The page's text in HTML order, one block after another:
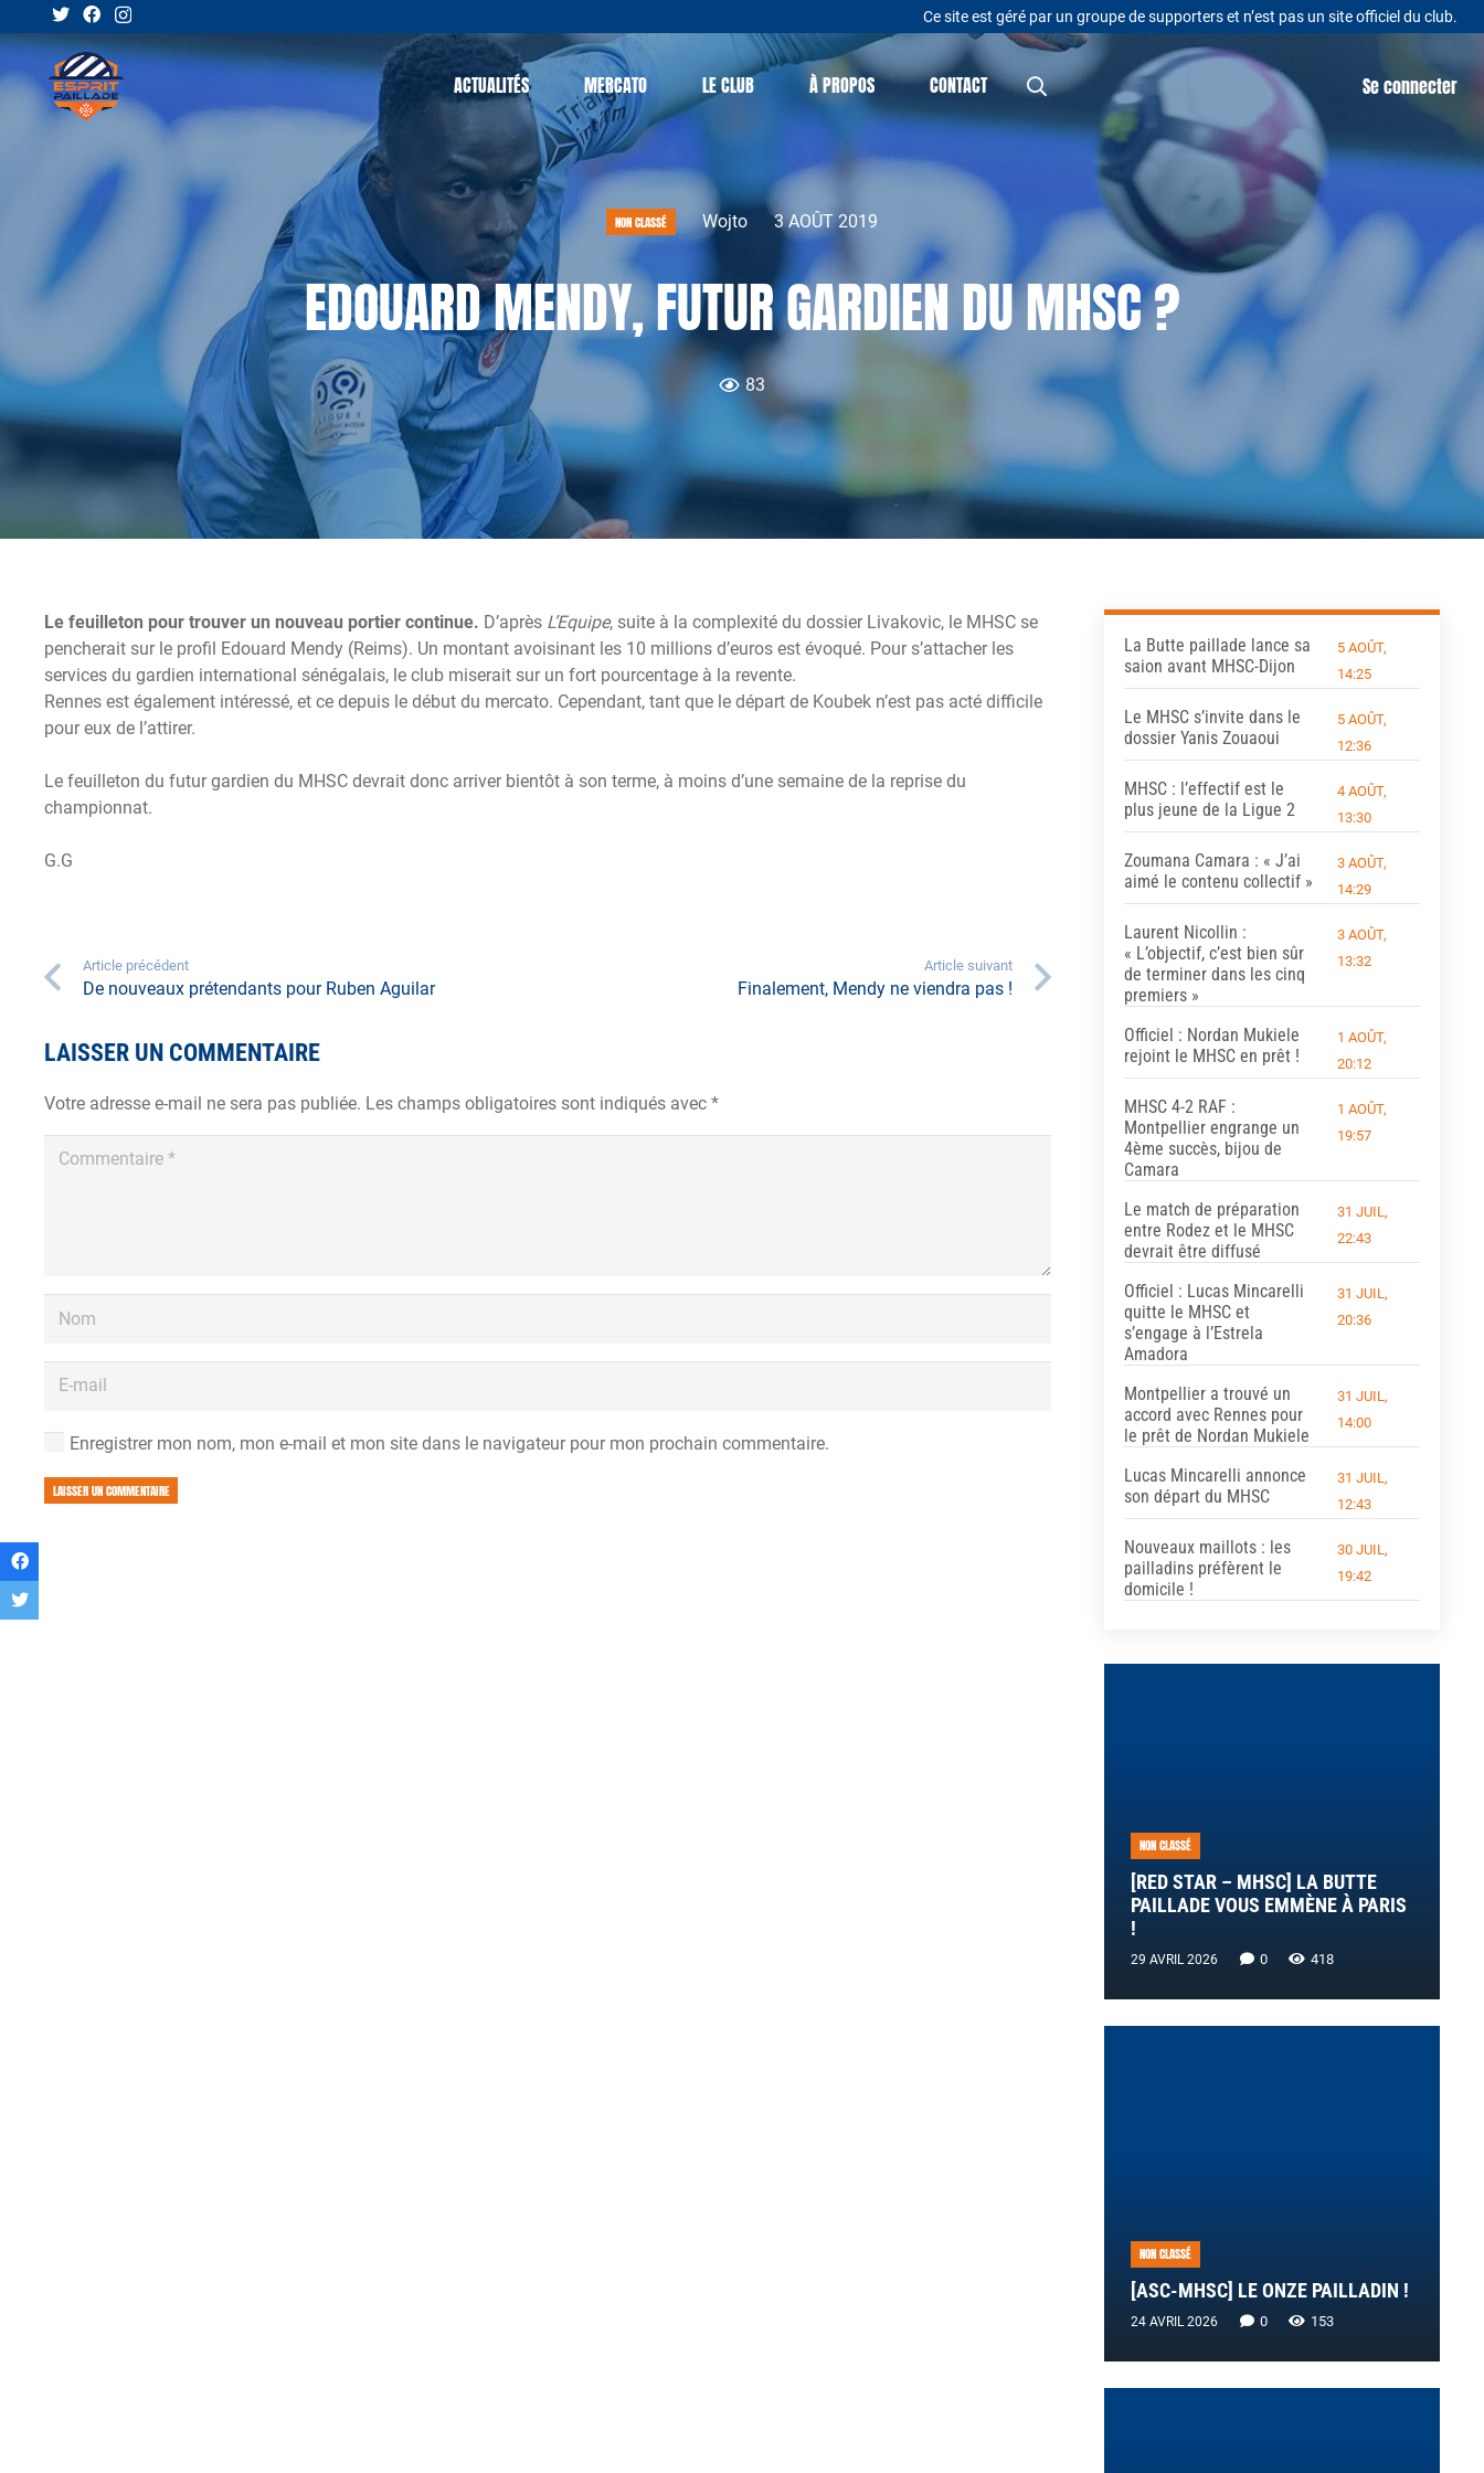
Ce site est géré par un groupe de supporters et n’est pas un site officiel du club.
ACTUALITÉS MERCATO LE CLUB À PROPOS CONTACT Se connecter
NON CLASSÉ Wojto 3 AOÛT 2019
EDOUARD MENDY, FUTUR GARDIEN DU MHSC ?
83
Le feuilleton pour trouver un nouveau portier continue. D’après L’Equipe, suite à la complexité du dossier Livakovic, le MHSC se
pencherait sur le profil Edouard Mendy (Reims). Un montant avoisinant les 10 millions d’euros est évoqué. Pour s’attacher les
services du gardien international sénégalais, le club miserait sur un fort pourcentage à la revente.
Rennes est également intéressé, et ce depuis le début du mercato. Cependant, tant que le départ de Koubek n’est pas acté difficile
pour eux de l’attirer.
Le feuilleton du futur gardien du MHSC devrait donc arriver bientôt à son terme, à moins d’une semaine de la reprise du
championnat.
G.G
Article précédent
De nouveaux prétendants pour Ruben Aguilar
Article suivant
Finalement, Mendy ne viendra pas !
LAISSER UN COMMENTAIRE
Votre adresse e-mail ne sera pas publiée. Les champs obligatoires sont indiqués avec *
Enregistrer mon nom, mon e-mail et mon site dans le navigateur pour mon prochain commentaire.
LAISSER UN COMMENTAIRE
La Butte paillade lance sa
saion avant MHSC-Dijon
5 AOÛT,
14:25
Le MHSC s’invite dans le
dossier Yanis Zouaoui
5 AOÛT,
12:36
MHSC : l’effectif est le
plus jeune de la Ligue 2
4 AOÛT,
13:30
Zoumana Camara : « J’ai
aimé le contenu collectif »
3 AOÛT,
14:29
Laurent Nicollin :
« L’objectif, c’est bien sûr
de terminer dans les cinq
premiers »
3 AOÛT,
13:32
Officiel : Nordan Mukiele
rejoint le MHSC en prêt !
1 AOÛT,
20:12
MHSC 4-2 RAF :
Montpellier engrange un
4ème succès, bijou de
Camara
1 AOÛT,
19:57
Le match de préparation
entre Rodez et le MHSC
devrait être diffusé
31 JUIL,
22:43
Officiel : Lucas Mincarelli
quitte le MHSC et
s’engage à l’Estrela
Amadora
31 JUIL,
20:36
Montpellier a trouvé un
accord avec Rennes pour
le prêt de Nordan Mukiele
31 JUIL,
14:00
Lucas Mincarelli annonce
son départ du MHSC
31 JUIL,
12:43
Nouveaux maillots : les
pailladins préfèrent le
domicile !
30 JUIL,
19:42
NON CLASSÉ
[RED STAR – MHSC] LA BUTTE
PAILLADE VOUS EMMÈNE À PARIS
!
29 AVRIL 2026 0 418
NON CLASSÉ
[ASC-MHSC] LE ONZE PAILLADIN !
24 AVRIL 2026 0 153